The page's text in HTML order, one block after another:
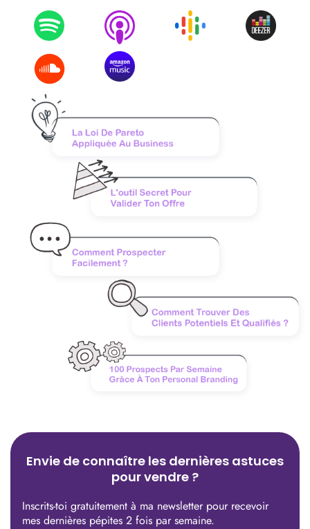
Envie de connaître les dernières astuces
pour vendre ?
Inscrits-toi gratuitement à ma newsletter pour recevoir
mes dernières pépites 2 fois par semaine.